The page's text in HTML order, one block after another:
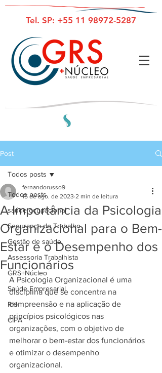
Tel. SP: +55 11 98972-5287
Post
Todos posts
saúde ocupacional
Segurança do Trabalho
Gestão de saúde
Assessoria Trabalhista
GRS+Núcleo
Saúde Empresarial
RH
CIPA
Todos posts
A Importância da Psicologia
Organizacional para o Bem-
Estar e o Desempenho dos
Funcionários
fernandorusso9
15 de ago. de 2023 2 min de leitura
A Psicologia Organizacional é uma
disciplina que se concentra na
compreensão e na aplicação de
princípios psicológicos nas
organizações, com o objetivo de
melhorar o bem-estar dos funcionários
e otimizar o desempenho
organizacional.